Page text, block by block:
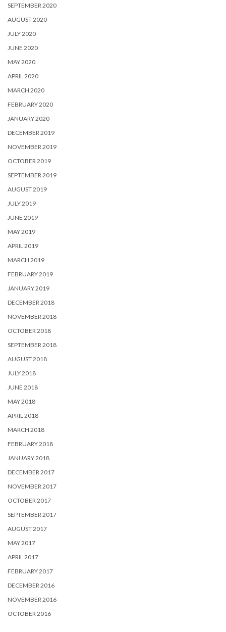
SEPTEMBER 2020
AUGUST 2020
JULY 2020
JUNE 2020
MAY 2020
APRIL 2020
MARCH 2020
FEBRUARY 2020
JANUARY 2020
DECEMBER 2019
NOVEMBER 2019
OCTOBER 2019
SEPTEMBER 2019
AUGUST 2019
JULY 2019
JUNE 2019
MAY 2019
APRIL 2019
MARCH 2019
FEBRUARY 2019
JANUARY 2019
DECEMBER 2018
NOVEMBER 2018
OCTOBER 2018
SEPTEMBER 2018
AUGUST 2018
JULY 2018
JUNE 2018
MAY 2018
APRIL 2018
MARCH 2018
FEBRUARY 2018
JANUARY 2018
DECEMBER 2017
NOVEMBER 2017
OCTOBER 2017
SEPTEMBER 2017
AUGUST 2017
MAY 2017
APRIL 2017
FEBRUARY 2017
DECEMBER 2016
NOVEMBER 2016
OCTOBER 2016